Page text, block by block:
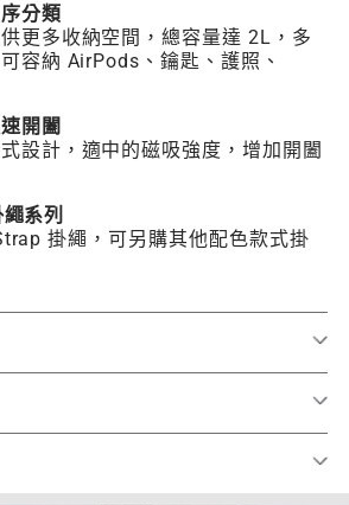
分類
更多收納空間，總容量達 2L，多
容納 AirPods、鑰匙、護照、
開闔
設計，適中的磁吸強度，增加開闔
系列
掛繩，可另購其他配色款式掛